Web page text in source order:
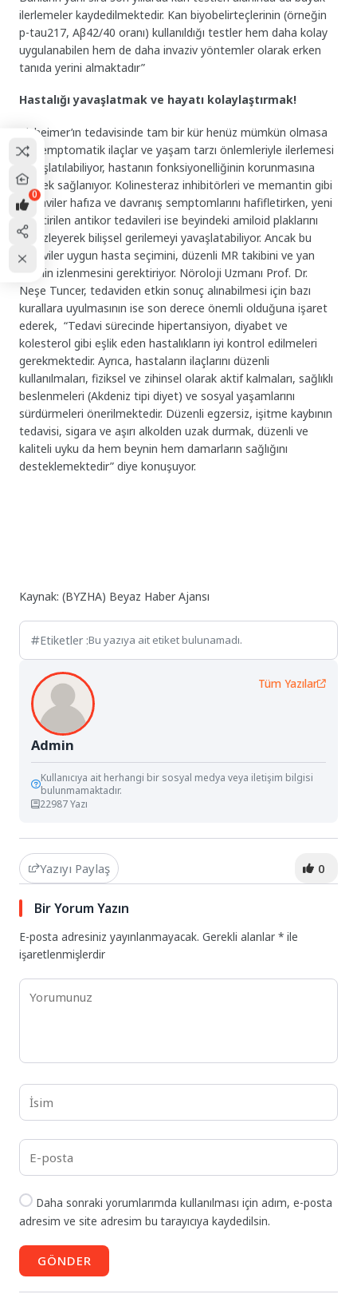
ilerlemeler kaydedilmektedir. Kan biyobelirteçlerinin (örneğin
p-tau217, Aβ42/40 oranı) kullanıldığı testler hem daha kolay
uygulanabilen hem de daha invaziv yöntemler olarak erken
tanıda yerini almaktadır”
Hastalığı yavaşlatmak ve hayatı kolaylaştırmak!
Alzheimer’ın tedavisinde tam bir kür henüz mümkün olmasa
da semptomatik ilaçlar ve yaşam tarzı önlemleriyle ilerlemesi
yavaşlatılabiliyor, hastanın fonksiyonelliğinin korunmasına
destek sağlanıyor. Kolinesteraz inhibitörleri ve memantin gibi
tedaviler hafıza ve davranış semptomlarını hafifletirken, yeni
geliştirilen antikor tedavileri ise beyindeki amiloid plaklarını
temizleyerek bilişsel gerilemeyi yavaşlatabiliyor. Ancak bu
tedaviler uygun hasta seçimini, düzenli MR takibini ve yan
etkinin izlenmesini gerektiriyor. Nöroloji Uzmanı Prof. Dr.
Neşe Tuncer, tedaviden etkin sonuç alınabilmesi için bazı
kurallara uyulmasının ise son derece önemli olduğuna işaret
ederek, “Tedavi sürecinde hipertansiyon, diyabet ve
kolesterol gibi eşlik eden hastalıkların iyi kontrol edilmeleri
gerekmektedir. Ayrıca, hastaların ilaçlarını düzenli
kullanılmaları, fiziksel ve zihinsel olarak aktif kalmaları, sağlıklı
beslenmeleri (Akdeniz tipi diyet) ve sosyal yaşamlarını
sürdürmeleri önerilmektedir. Düzenli egzersiz, işitme kaybının
tedavisi, sigara ve aşırı alkolden uzak durmak, düzenli ve
kaliteli uyku da hem beynin hem damarların sağlığını
desteklemektedir” diye konuşuyor.
Kaynak: (BYZHA) Beyaz Haber Ajansı
Etiketler :Bu yazıya ait etiket bulunamadı.
Admin
Tüm Yazılar
Kullanıcıya ait herhangi bir sosyal medya veya iletişim bilgisi
bulunmamaktadır.
22987 Yazı
Yazıyı Paylaş 0
Bir Yorum Yazın
E-posta adresiniz yayınlanmayacak. Gerekli alanlar* ile
işaretlenmişlerdir
Daha sonraki yorumlarımda kullanılması için adım, e-posta
adresim ve site adresim bu tarayıcıya kaydedilsin.
GÖNDER
0